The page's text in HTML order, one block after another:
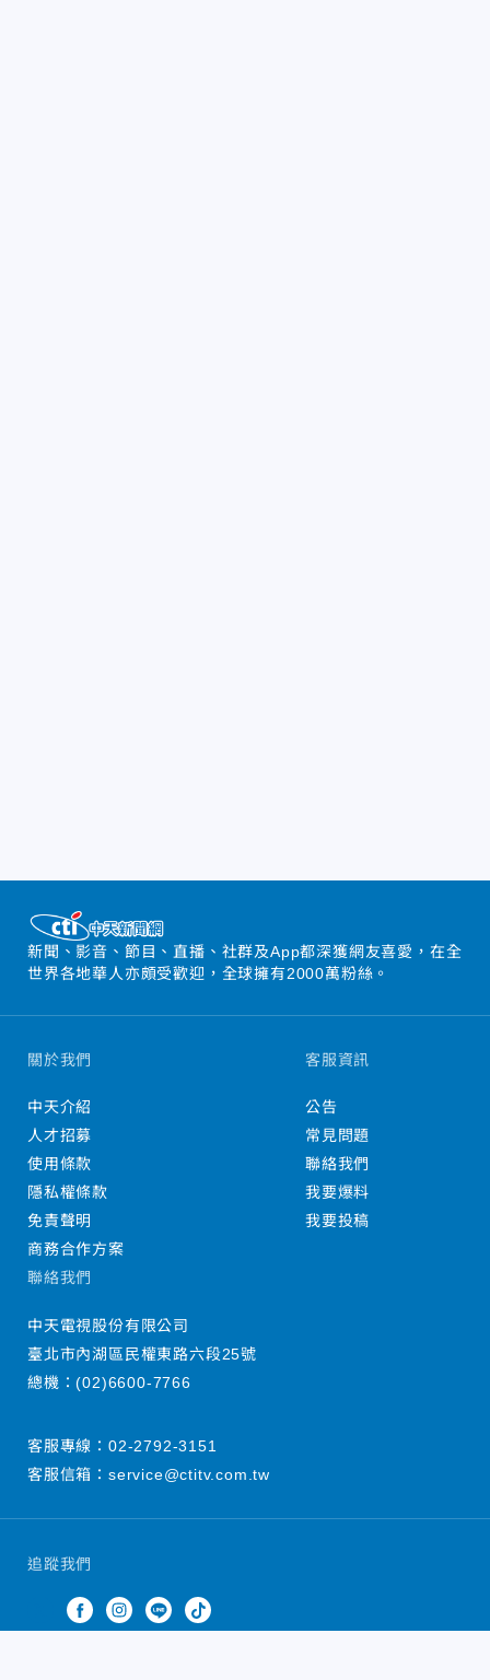
新聞、影音、節目、直播、社群及App都深獲網友喜愛，在全
世界各地華人亦頗受歡迎，全球擁有2000萬粉絲。
追蹤我們
關於我們
中天介紹
人才招募
使用條款
隱私權條款
免責聲明
商務合作方案
客服資訊
公告
常見問題
聯絡我們
我要爆料
我要投稿
聯絡我們
中天電視股份有限公司
臺北市內湖區民權東路六段25號
總機：(02)6600-7766
客服專線： 02-2792-3151
客服信箱： service@ctitv.com.tw